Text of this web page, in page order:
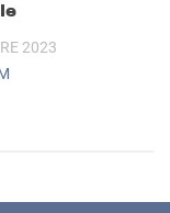
2023